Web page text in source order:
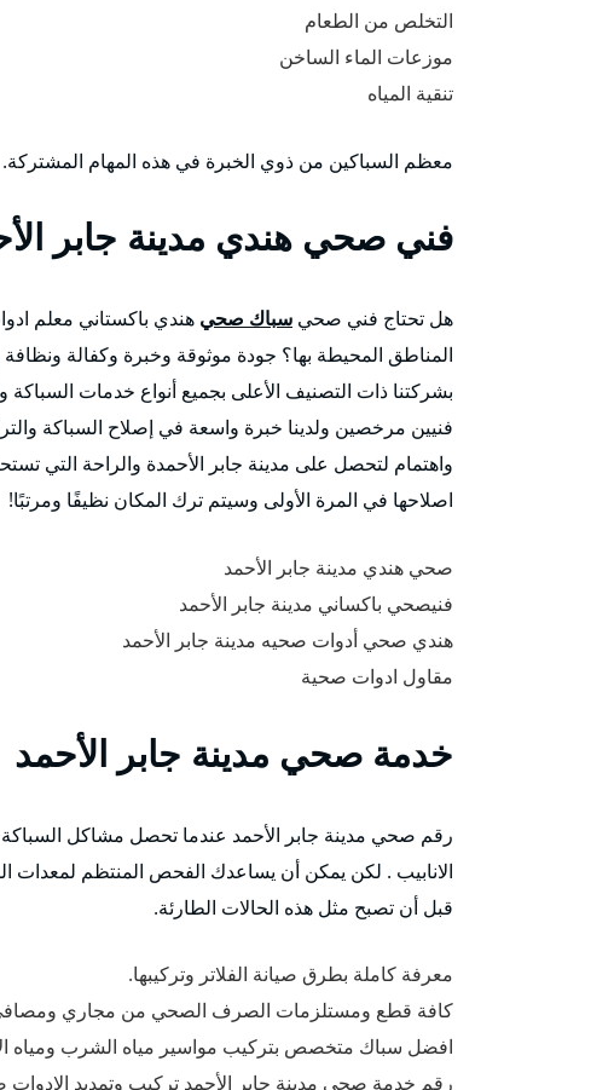
التخلص من الطعام
موزعات الماء الساخن
تنقية المياه
معظم السباكين من ذوي الخبرة في هذه المهام المشتركة.
فني صحي هندي مدينة جابر
هل تحتاج فني صحي سباك صحي هندي باكستاني معلم
المناطق المحيطة بها؟ جودة موثوقة وخبرة وكفالة
بشركتنا ذات التصنيف الأعلى بجميع أنواع خدمات
فنيين مرخصين ولدينا خبرة واسعة في إصلاح السباكة
واهتمام لتحصل على مدينة جابر الأحمدة والراحة التي
اصلاحها في المرة الأولى وسيتم ترك المكان نظيفًا ومرتبًا!
صحي هندي مدينة جابر الأحمد
فنيصحي باكساني مدينة جابر الأحمد
هندي صحي أدوات صحيه مدينة جابر الأحمد
مقاول ادوات صحية
خدمة صحي مدينة جابر الأحمد
رقم صحي مدينة جابر الأحمد عندما تحصل مشاكل السباكة
الانابيب . لكن يمكن أن يساعدك الفحص المنتظم لمعدات
قبل أن تصبح مثل هذه الحالات الطارئة.
معرفة كاملة بطرق صيانة الفلاتر وتركيبها.
كافة قطع ومستلزمات الصرف الصحي من مجاري ومصافي
افضل سباك متخصص بتركيب مواسير مياه الشرب ومياه
رقم خدمة صحى مدينة جابر الأحمد تركيب وتمديد الادوات